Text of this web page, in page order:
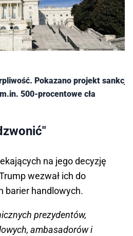
Pokazano projekt sankcji
500-procentowe cła
na jego decyzję
wezwał ich do
barier handlowych.
prezydentów,
ambasadorów i